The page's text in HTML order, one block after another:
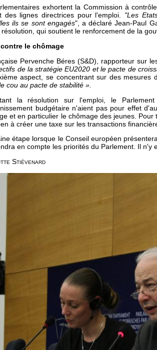
exhortent la Commission à
des lignes directrices pour l'emploi. "Les
ils se sont engagés", a déclaré Jean-Paul
qui soutient le renforcement de la
le chômage
Pervenche Béres (S&D), rapporteur sur
de la stratégie EU2020 et le pacte de
aspect, se concentrant sur des
cou au pacte de stabilité ».
la résolution sur l'emploi, le
budgétaire n'aient pas pour effet
et en particulier le chômage des jeunes.
à créer une taxe sur les transactions
étape lorsque le Conseil européen
en compte les priorités du Parlement. Il n'y
Stiévenard